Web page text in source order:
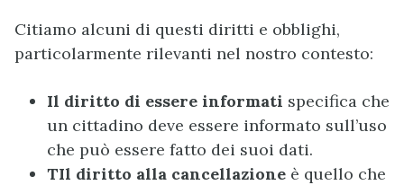
Citiamo alcuni di questi diritti e obblighi,
particolarmente rilevanti nel nostro contesto:
Il diritto di essere informati specifica che
un cittadino deve essere informato sull’uso
che può essere fatto dei suoi dati.
TIl diritto alla cancellazione è quello che